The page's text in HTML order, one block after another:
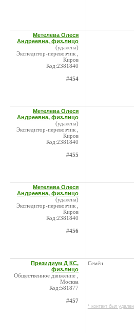
Метелева Олеся
Андреевна, физ.лицо
(удалена)
Экспедитор-перевозчик ,
Киров
Код:2381840
#454
Метелева Олеся
Андреевна, физ.лицо
(удалена)
Экспедитор-перевозчик ,
Киров
Код:2381840
#455
Метелева Олеся
Андреевна, физ.лицо
(удалена)
Экспедитор-перевозчик ,
Киров
Код:2381840
#456
Президиум Д КС,
физ.лицо
Общественное движение ,
Москва
Код:581877
#457
Семён
* контакт был удален